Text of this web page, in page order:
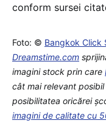
conform sursei
Foto: © Bangkok Click
Dreamstime.com
imagini stock prin care
cât mai relevant
posibilitatea oricărei
imagini de calitate cu